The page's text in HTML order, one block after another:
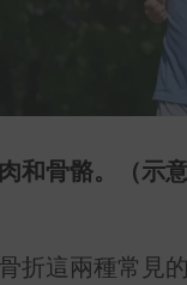
和骨骼。（示
折這兩種常見